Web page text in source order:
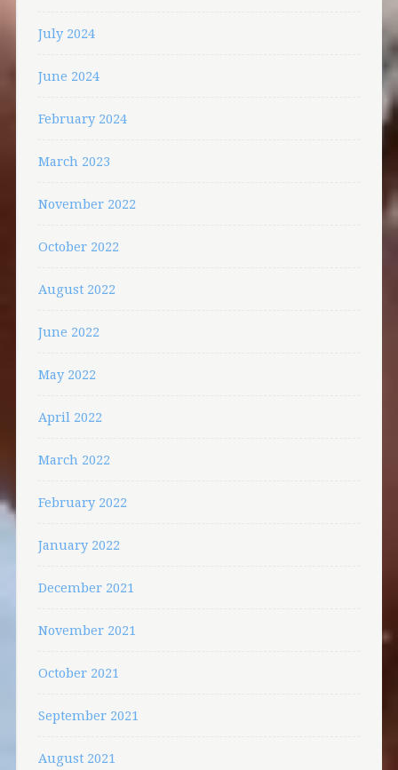
July 2024
June 2024
February 2024
March 2023
November 2022
October 2022
August 2022
June 2022
May 2022
April 2022
March 2022
February 2022
January 2022
December 2021
November 2021
October 2021
September 2021
August 2021